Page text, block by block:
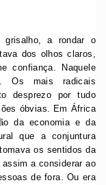
a rondar o
dos olhos claros,
confiança. Naquele
Os mais radicais
desprezo por tudo
óbvias. Em África
da economia e da
que a conjuntura
os sentidos da
a considerar ao
de fora. Ou era